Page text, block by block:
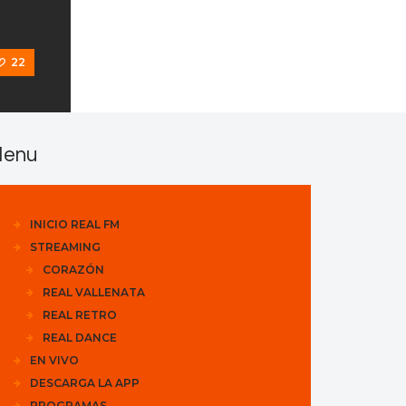
22
INICIO REAL FM
STREAMING
CORAZÓN
REAL VALLENATA
REAL RETRO
REAL DANCE
EN VIVO
DESCARGA LA APP